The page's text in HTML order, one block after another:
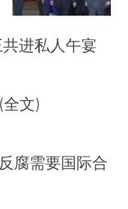
进私人午宴
文)
腐需要国际合